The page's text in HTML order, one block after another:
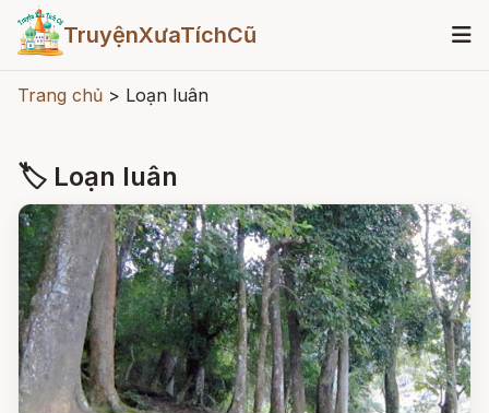
TruyệnXưaTíchCũ
Trang chủ > Loạn luân
🏷 Loạn luân